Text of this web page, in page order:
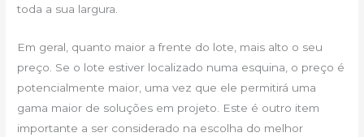
toda a sua largura.
Em geral, quanto maior a frente do lote, mais alto o seu
preço. Se o lote estiver localizado numa esquina, o preço é
potencialmente maior, uma vez que ele permitirá uma
gama maior de soluções em projeto. Este é outro item
importante a ser considerado na escolha do melhor